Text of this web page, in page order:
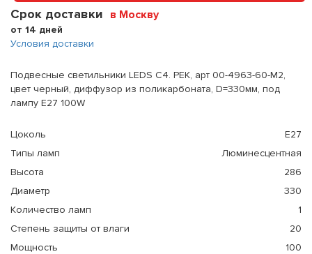
Срок доставки в Москву
от 14 дней
Условия доставки
Подвесные светильники LEDS C4. PEK, арт 00-4963-60-M2,
цвет черный, диффузор из поликарбоната, D=330мм, под
лампу E27 100W
Цоколь
E27
Типы ламп
Люминесцентная
Высота
286
Диаметр
330
Количество ламп
1
Степень защиты от влаги
20
Мощность
100